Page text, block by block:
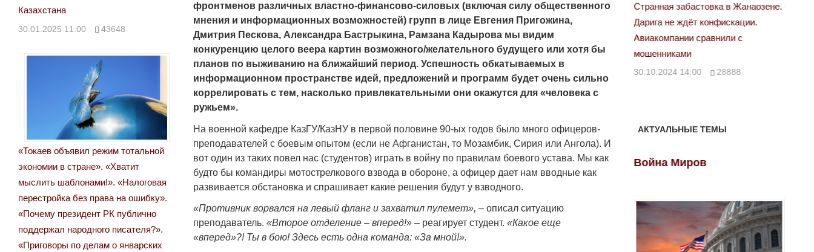
фронтменов различных властно-финансово-силовых (включая силу общественного
мнения и информационных возможностей) групп в лице Евгения Пригожина,
Дмитрия Пескова, Александра Бастрыкина, Рамзана Кадырова мы видим
конкуренцию целого веера картин возможного/желательного будущего или хотя бы
планов по выживанию на ближайший период. Успешность обкатываемых в
информационном пространстве идей, предложений и программ будет очень сильно
коррелировать с тем, насколько привлекательными они окажутся для «человека с
ружьем».
На военной кафедре КазГУ/КазНУ в первой половине 90-ых годов было много офицеров-
преподавателей с боевым опытом (если не Афганистан, то Мозамбик, Сирия или Ангола). И
вот один из таких повел нас (студентов) играть в войну по правилам боевого устава. Мы как
будто бы командиры мотострелкового взвода в обороне, а офицер дает нам вводные как
развивается обстановка и спрашивает какие решения будут у взводного.
«Противник ворвался на левый фланг и захватил пулемет», – описал ситуацию
преподаватель.«Второе отделение – вперед!» – реагирует студент.«Какое еще
«вперед»?! Ты в бою! Здесь есть одна команда: «За мной!».
Казахстана
30.01.2025 11:00 43648
«Токаев объявил режим тотальной
экономии в стране». «Хватит
мыслить шаблонами!». «Налоговая
перестройка без права на ошибку».
«Почему президент РК публично
поддержал народного писателя?».
«Приговоры по делам о январских
Народ выбрал свет
17.10.2024 17:00 29972
Странная забастовка в Жанаозене.
Дарига не ждёт конфискации.
Авиакомпании сравнили с
мошенниками
«Новый Казахстан не говорит всей
правды»
29.10.2024 09:00 39623
АКТУАЛЬНЫЕ ТЕМЫ
Война Миров Война Миров